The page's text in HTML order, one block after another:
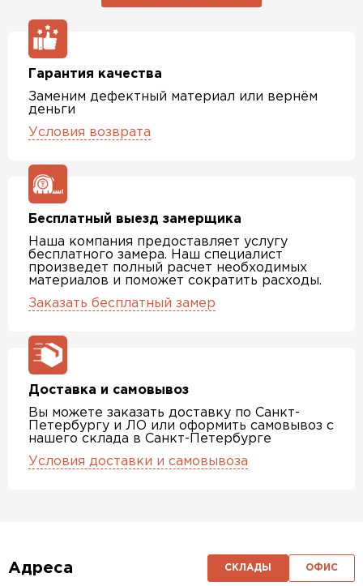
Гарантия качества
Заменим дефектный материал или вернём
деньги
Условия возврата
Бесплатный выезд замерщика
Наша компания предоставляет услугу
бесплатного замера. Наш специалист
произведет полный расчет необходимых
материалов и поможет сократить расходы.
Заказать бесплатный замер
Доставка и самовывоз
Вы можете заказать доставку по Санкт-
Петербургу и ЛО или оформить самовывоз с
нашего склада в Санкт-Петербурге
Условия доставки и самовывоза
Адреса СКЛАДЫ ОФИС